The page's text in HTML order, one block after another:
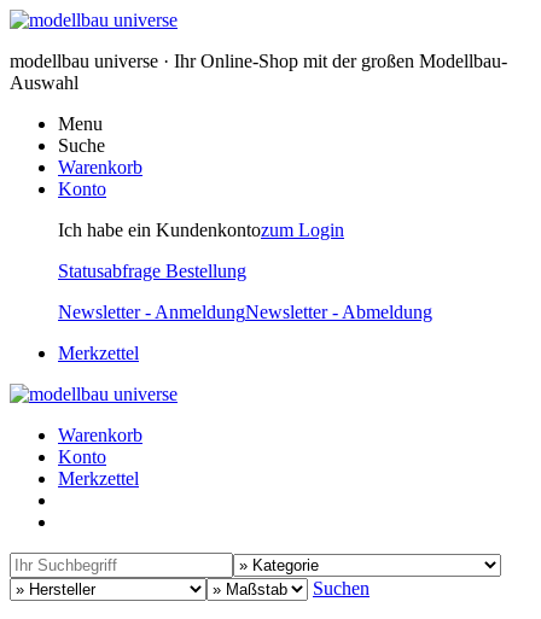
modellbau universe · Ihr Online-Shop mit der großen Modellbau-
Auswahl
Menu
Suche
Warenkorb
Konto
Ich habe ein Kundenkontozum Login
Statusabfrage Bestellung
Newsletter - AnmeldungNewsletter - Abmeldung
Merkzettel
Warenkorb
Konto
Merkzettel
Suchen